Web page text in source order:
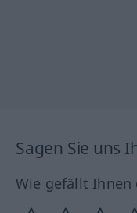
Sagen Sie uns
Wie gefällt Ihnen